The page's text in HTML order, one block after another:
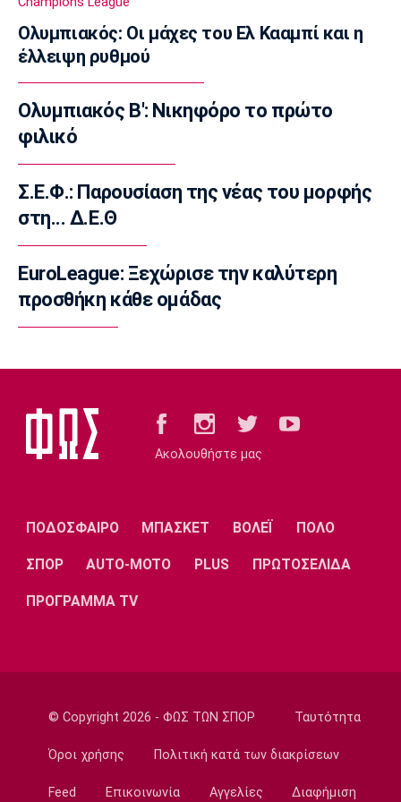
να πρωταγωνιστήσει»
16:15
Ποδόσφαιρο - Διεθνή
Απεβίωσε ο πατέρας του Μέσι
16:00
Ποδόσφαιρο - Διεθνή
Ποδόσφαιρο - Διεθνή
Κι επίσημα στην Άρσεναλ ο Μπρούνο
Γκιμαράες
15:30
Super League 2
Παίκτης της ΑΕΛ ο Ρισβάνης
Ευρωμπάσκετ Κ16
14:50
Super League 1
14:40
Ολοκληρώνει τη μεταγραφή του Ντιομαντέ
14:20
Ολυμπιακός: Οι μάχες του Ελ Κααμπί και η
έλλειψη ρυθμού
Ολυμπιακός Β': Νικηφόρο το πρώτο
φιλικό
Σ.Ε.Φ.: Παρουσίαση της νέας του μορφής
στη... Δ.Ε.Θ
EuroLeague: Ξεχώρισε την καλύτερη
προσθήκη κάθε ομάδας
Ακολουθήστε μας
ΠΟΔΟΣΦΑΙΡΟ ΜΠΑΣΚΕΤ ΒΟΛΕΪ ΠΟΛΟ
ΣΠΟΡ AUTO-MOTO PLUS ΠΡΩΤΟΣΕΛΙΔΑ
ΠΡΟΓΡΑΜΜΑ TV
© Copyright 2026 - ΦΩΣ ΤΩΝ ΣΠΟΡ Ταυτότητα
Όροι χρήσης Πολιτική κατά των διακρίσεων
Feed Επικοινωνία Αγγελίες Διαφήμιση